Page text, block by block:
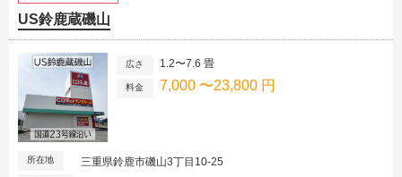
US鈴鹿蔵磯山
広さ 1.2〜7.6 畳
料金 7,000 〜23,800 円
所在地 三重県鈴鹿市磯山3丁目10-25